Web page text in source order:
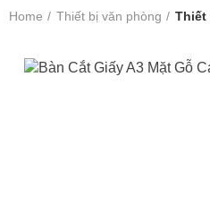
Home Thiết bị văn phòng Thiết